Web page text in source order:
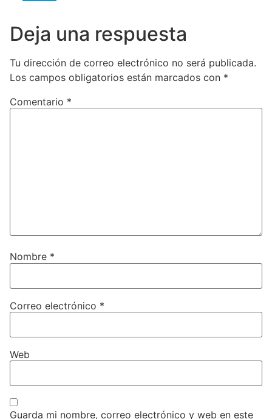
Deja una respuesta
Tu dirección de correo electrónico no será publicada.
Los campos obligatorios están marcados con *
Comentario *
Nombre *
Correo electrónico *
Web
Guarda mi nombre, correo electrónico y web en este